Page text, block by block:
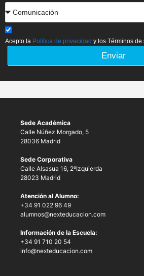
Acepto la Política de privacidad y los Términos de
Enviar
Sede Académica
Calle Núñez Morgado, 5
28036 Madrid
Sede Corporativa
Calle Alsasua 16, 2ºIzquierda
28023 Madrid
Atención al Alumno:
+34 91 022 96 49
alumnos@nexteducacion.com
Información de la Escuela:
+34 91 710 20 54
info@nexteducacion.com